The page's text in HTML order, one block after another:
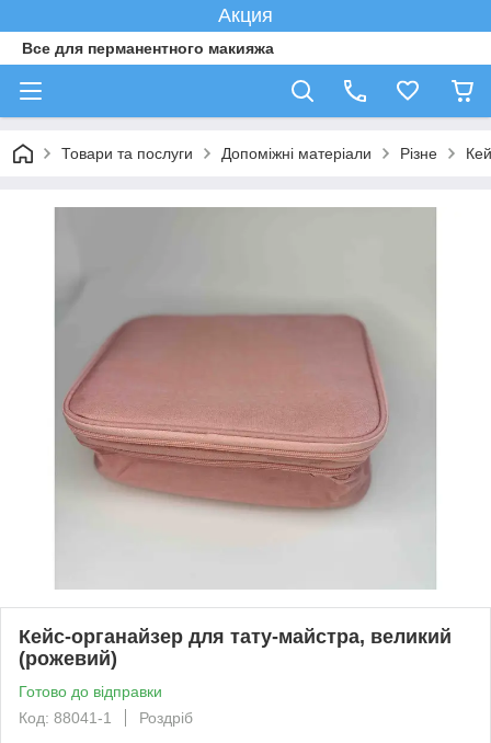
Акция
Все для перманентного макияжа
Товари та послуги Допоміжні матеріали Різне
Кейс-органайзер для тату-майстра, великий
(рожевий)
Готово до відправки
Код: 88041-1
Роздріб